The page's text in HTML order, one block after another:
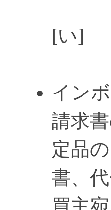
[い]
イン
請求
定品
書、